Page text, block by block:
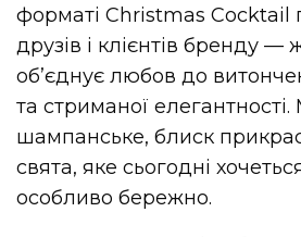
форматі Christmas Cocktail
друзів і клієнтів бренду —
об’єднує любов до
та стриманої елегантності.
шампанське, блиск прикрас
свята, яке сьогодні
особливо бережно.